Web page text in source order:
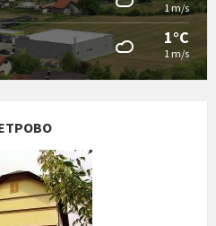
1 m/s
1°C
1 m/s